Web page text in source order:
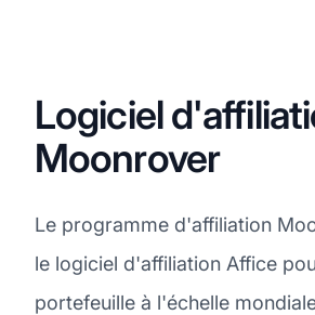
Logiciel
Moonrover
Le programme d'affiliation
le logiciel d'affiliation Affice
portefeuille à l'échelle